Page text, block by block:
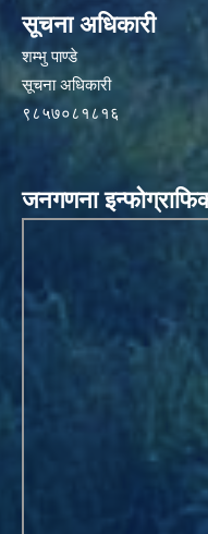
सूचना अधिकारी
शम्भु पाण्डे
सूचना अधिकारी
९८५७०८१८१६
जनगणना